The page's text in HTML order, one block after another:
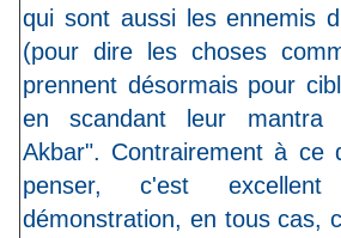
qui sont aussi les ennemis
(pour dire les choses
prennent désormais pour
en scandant leur mantra
Akbar". Contrairement à ce
penser, c'est
démonstration, en tous cas,